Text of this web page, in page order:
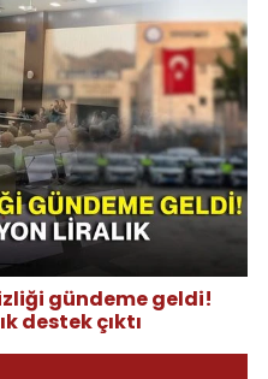
gündeme geldi!
destek çıktı